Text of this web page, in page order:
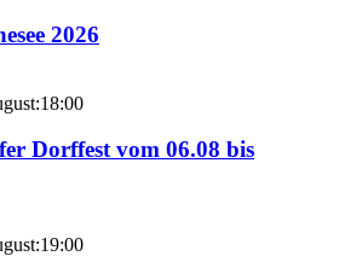
2026
Dorffest vom 06.08 bis